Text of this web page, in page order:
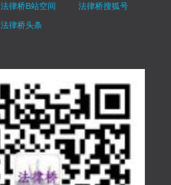
法律桥B站空间
法律桥搜狐号
法律桥头条